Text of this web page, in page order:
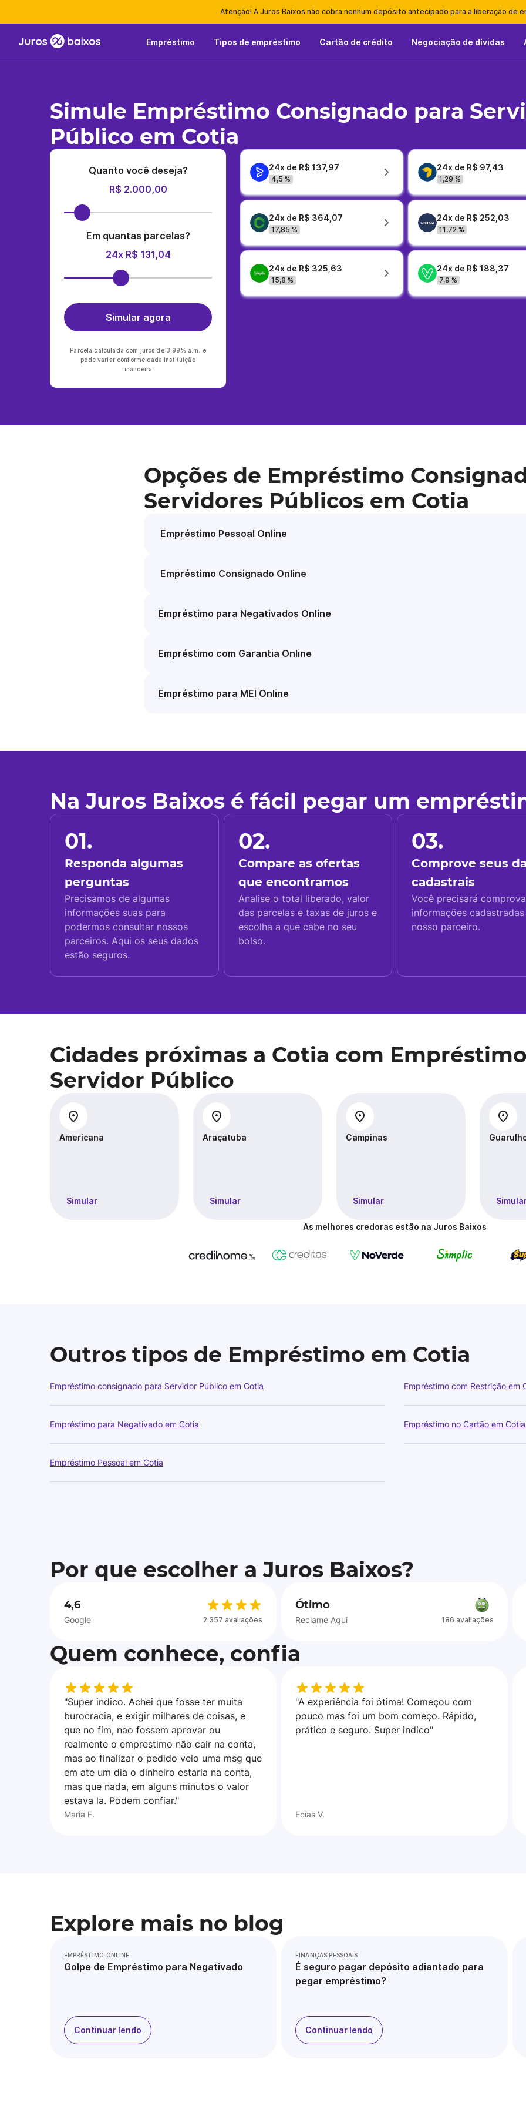
Atenção! A Juros Baixos não cobra nenhum depósito antecipado para a liberação de
Empréstimo Tipos de empréstimo Cartão de crédito Negociação de dívidas
Simule Empréstimo Consignado para
Público em Cotia
Quanto você deseja?
R$ 2.000,00
Em quantas parcelas?
24x R$ 131,04
Simular agora
Parcela calculada com juros de 3,99% a.m. e
pode variar conforme cada instituição
financeira.
24x de R$ 137,97
4,5 %
24x de R$ 97,43
1,29 %
24x de R$ 364,07
17,85 %
24x de R$ 252,03
11,72 %
24x de R$ 325,63
15,8 %
24x de R$ 188,37
7,9 %
Opções de Empréstimo
Servidores Públicos em Cotia
Empréstimo Pessoal Online
Empréstimo Consignado Online
Empréstimo para Negativados Online
Empréstimo com Garantia Online
Empréstimo para MEI Online
Na Juros Baixos é fácil pegar um
01.
Responda algumas
perguntas
Precisamos de algumas
informações suas para
podermos consultar nossos
parceiros. Aqui os seus dados
estão seguros.
02.
Compare as ofertas
que encontramos
Analise o total liberado, valor
das parcelas e taxas de juros e
escolha a que cabe no seu
bolso.
03.
Comprove seus
cadastrais
Você precisará
informações
nosso parceiro.
Cidades próximas a Cotia com
Servidor Público
Americana
Simular
Araçatuba
Simular
Campinas
Simular
As melhores credoras estão na Juros Baixos
Outros tipos de Empréstimo em Cotia
Empréstimo consignado para Servidor Público em Cotia Empréstimo com Restrição em
Empréstimo para Negativado em Cotia Empréstimo no Cartão em Cotia
Empréstimo Pessoal em Cotia
Por que escolher a Juros Baixos?
4,6
Google 2.357 avaliações
Ótimo
Reclame Aqui 186 avaliações
Quem conhece, confia
"Super indico. Achei que fosse ter muita
burocracia, e exigir milhares de coisas, e
que no fim, nao fossem aprovar ou
realmente o emprestimo não cair na conta,
mas ao finalizar o pedido veio uma msg que
em ate um dia o dinheiro estaria na conta,
mas que nada, em alguns minutos o valor
estava la. Podem confiar."
Maria F.
"A experiência foi ótima! Começou com
pouco mas foi um bom começo. Rápido,
prático e seguro. Super indico"
Ecias V.
Explore mais no blog
EMPRÉSTIMO ONLINE
Golpe de Empréstimo para Negativado
Continuar lendo
FINANÇAS PESSOAIS
É seguro pagar depósito adiantado para
pegar empréstimo?
Continuar lendo